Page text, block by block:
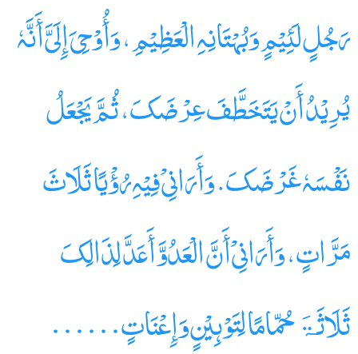
رَجُلٍ لَئِیْمٍ وَبُہْتَانِہِ الْعَظِیْمِ، وَأُوْحِیَ إِلَیَّ أَنَّہٗ
یُرِیْدُ أَنْ یَتَخَطَّفَ عِرْضَکَ، ثُمَّ یَجْعَلُ
نَفْسَہٗ غَرْضَکَ. وَأَرَانِیْ فِیْہِ رُؤْیًا ثَلَاثَ
مَرَّاتٍ، وَأَرَانِیْ أَنَّ الْعَدُوَّ أَعَدَّ لِذَالِکَ
ثَلَاثَۃَ حُمّامًا لِتَوْہِیْنٍ وَإِعْنَاتٍ……